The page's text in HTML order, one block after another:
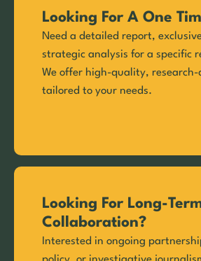
Looking For A One
Need a detailed report,
strategic analysis for a specific
We offer high-quality,
tailored to your needs.
Looking For Long-
Collaboration?
Interested in ongoing